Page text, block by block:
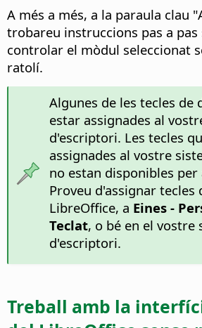
A més a més, a la paraula clau
trobareu instruccions pas a
controlar el mòdul seleccionat
ratolí.
Algunes de les tecles de
estar assignades al
d'escriptori. Les tecles
assignades al vostre
no estan disponibles per
Proveu d'assignar tecles
LibreOffice, a Eines -
Teclat, o bé en el vostre
d'escriptori.
Treball amb la